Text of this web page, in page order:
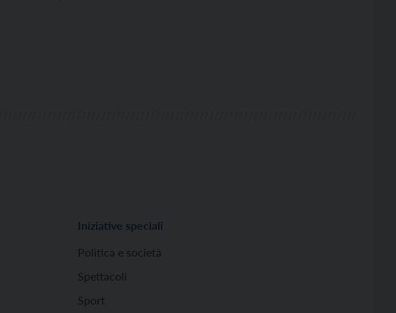
Iniziative speciali
Politica e società
Spettacoli
Sport